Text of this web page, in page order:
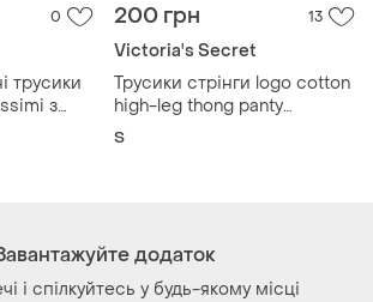
0
трусики
з
romantic"
200 грн 13
Victoria's Secret
Трусики стрінги logo cotton
high-leg thong panty
victorias secret
S
додаток
і спілкуйтесь у будь-якому місці